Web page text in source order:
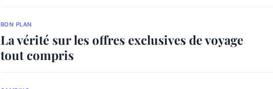
BON PLAN
La vérité sur les offres exclusives de voyage
tout compris